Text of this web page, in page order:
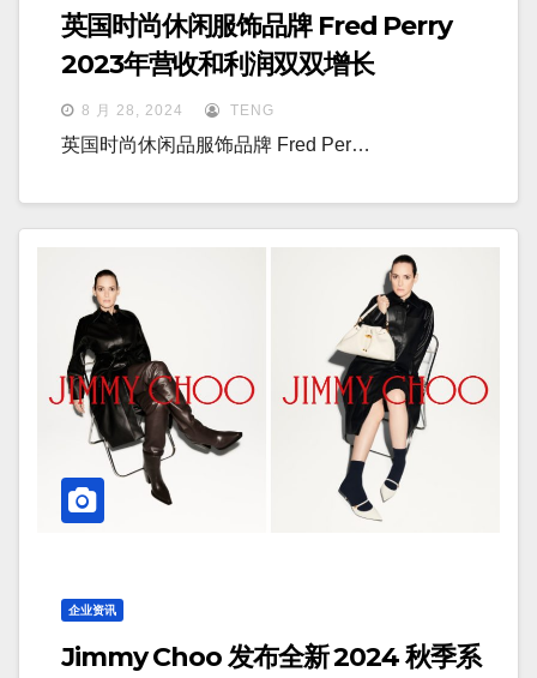
英国时尚休闲服饰品牌 Fred Perry
2023年营收和利润双双增长
8 月 28, 2024 TENG
英国时尚休闲品服饰品牌 Fred Per…
企业资讯
Jimmy Choo 发布全新 2024 秋季系